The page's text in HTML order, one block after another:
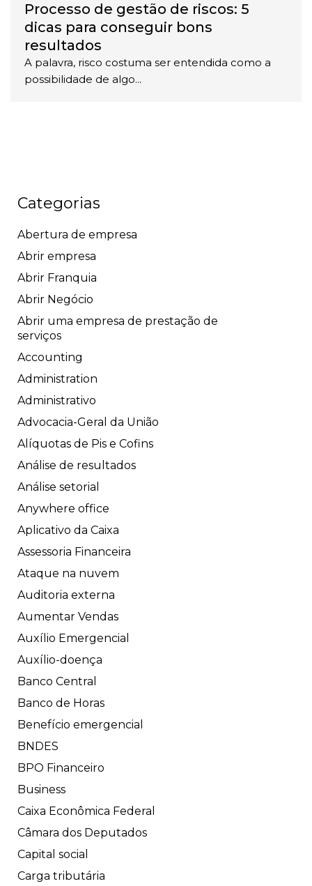
Processo de gestão de riscos: 5
dicas para conseguir bons
resultados
A palavra, risco costuma ser entendida como a
possibilidade de algo...
Categorias
Abertura de empresa
Abrir empresa
Abrir Franquia
Abrir Negócio
Abrir uma empresa de prestação de
serviços
Accounting
Administration
Administrativo
Advocacia-Geral da União
Alíquotas de Pis e Cofins
Análise de resultados
Análise setorial
Anywhere office
Aplicativo da Caixa
Assessoria Financeira
Ataque na nuvem
Auditoria externa
Aumentar Vendas
Auxílio Emergencial
Auxílio-doença
Banco Central
Banco de Horas
Benefício emergencial
BNDES
BPO Financeiro
Business
Caixa Econômica Federal
Câmara dos Deputados
Capital social
Carga tributária